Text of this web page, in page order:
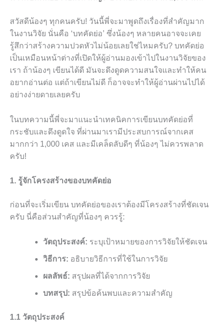
สวัสดีน้องๆ ทุกคนครับ! วันนี้พี่จะมาพูดถึงเรื่องที่สำคัญมาก
ในงานวิจัย นั่นคือ ‘บทคัดย่อ’ ซึ่งน้องๆ หลายคนอาจจะเคย
รู้สึกว่าสร้างความปวดหัวไม่น้อยเลยใช่ไหมครับ? บทคัดย่อ
เป็นเหมือนหน้าต่างที่เปิดให้ผู้อ่านมองเข้าไปในงานวิจัยของ
เรา ถ้าน้องๆ เขียนได้ดี มันจะดึงดูดความสนใจและทำให้คน
อยากอ่านต่อ แต่ถ้าเขียนไม่ดี ก็อาจจะทำให้ผู้อ่านผ่านไปได้
อย่างง่ายดายเลยครับ
ในบทความนี้พี่จะมาแนะนำเทคนิคการเขียนบทคัดย่อที่
กระชับและดึงดูดใจ ที่ผ่านมาเรามีประสบการณ์จากเคส
มากกว่า 1,000 เคส และมีเคล็ดลับดีๆ ที่น้องๆ ไม่ควรพลาด
ครับ!
1. รู้จักโครงสร้างของบทคัดย่อ
ก่อนที่จะเริ่มเขียน บทคัดย่อของเราต้องมีโครงสร้างที่ชัดเจน
ครับ นี่คือส่วนสำคัญที่น้องๆ ควรรู้:
วัตถุประสงค์: ระบุเป้าหมายของการวิจัยให้ชัดเจน
วิธีการ: อธิบายวิธีการที่ใช้ในการวิจัย
ผลลัพธ์: สรุปผลที่ได้จากการวิจัย
บทสรุป: สรุปข้อค้นพบและความสำคัญ
1.1 วัตถุประสงค์